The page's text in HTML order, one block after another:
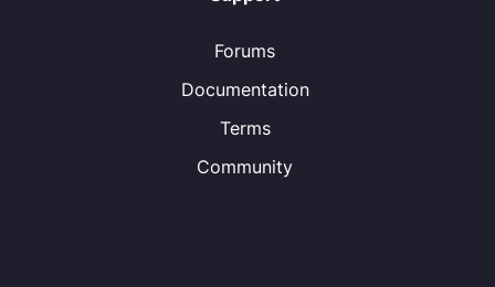
Forums
Documentation
Terms
Community